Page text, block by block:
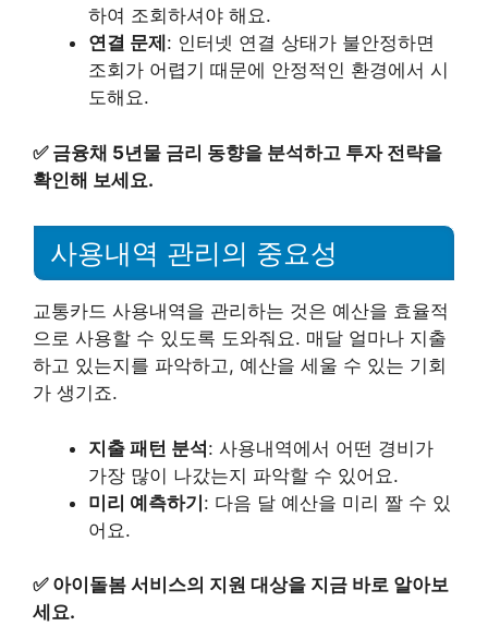
하여 조회하셔야 해요.
연결 문제 : 인터넷 연결 상태가 불안정하면
조회가 어렵기 때문에 안정적인 환경에서 시
도해요.
✅ 금융채 5년물 금리 동향을 분석하고 투자 전략을
확인해 보세요.
사용내역 관리의 중요성
교통카드 사용내역을 관리하는 것은 예산을 효율적
으로 사용할 수 있도록 도와줘요. 매달 얼마나 지출
하고 있는지를 파악하고, 예산을 세울 수 있는 기회
가 생기죠.
지출 패턴 분석: 사용내역에서 어떤 경비가
가장 많이 나갔는지 파악할 수 있어요.
미리 예측하기: 다음 달 예산을 미리 짤 수 있
어요.
✅ 아이돌봄 서비스의 지원 대상을 지금 바로 알아보
세요.